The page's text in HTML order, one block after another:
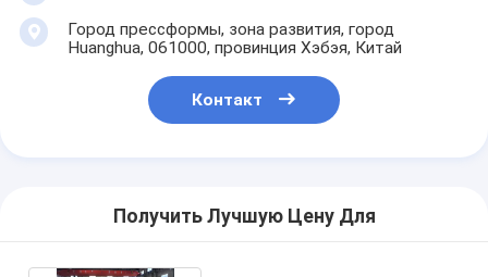
Город прессформы, зона развития, город
Huanghua, 061000, провинция Хэбэя, Китай
Контакт
Получить Лучшую Цену Для